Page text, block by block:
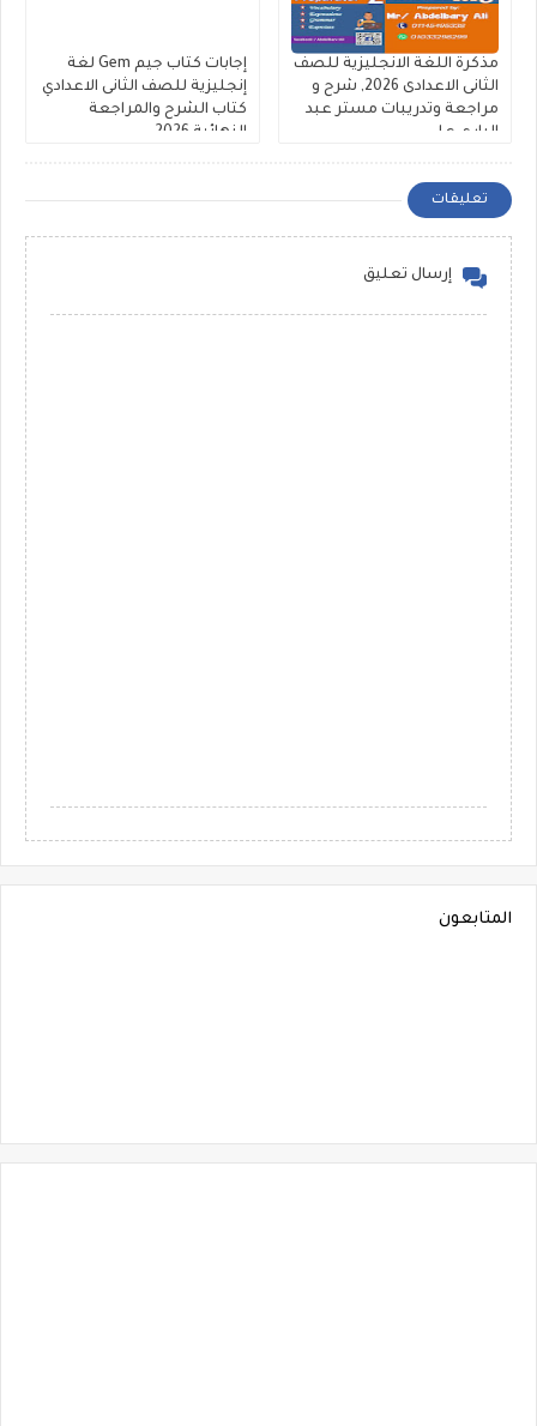
مذكرة اللغة الانجليزية للصف
الثانى الاعدادى 2026, شرح و
مراجعة وتدريبات مستر عبد
الباري علي
إجابات كتاب جيم Gem لغة
إنجليزية للصف الثانى الاعدادي
كتاب الشرح والمراجعة
النهائية 2026
تعليقات
إرسال تعليق
المتابعون